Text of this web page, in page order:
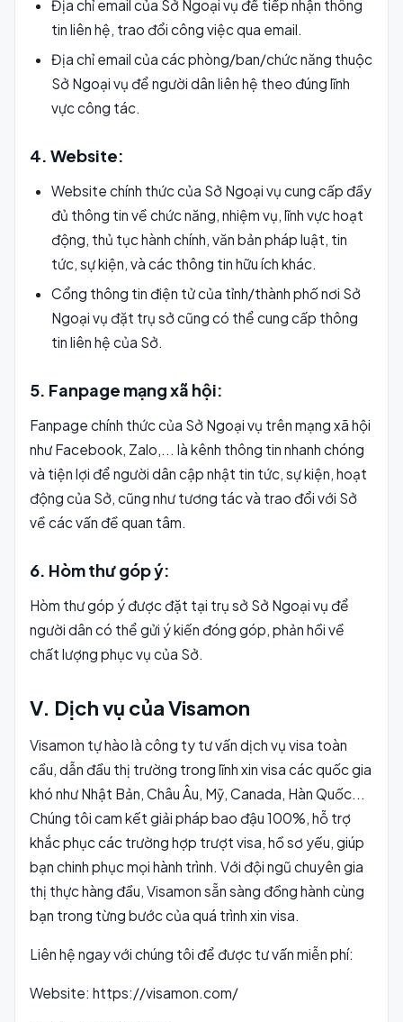
Địa chỉ email của Sở Ngoại vụ để tiếp nhận thông
tin liên hệ, trao đổi công việc qua email.
Địa chỉ email của các phòng/ban/chức năng thuộc
Sở Ngoại vụ để người dân liên hệ theo đúng lĩnh
vực công tác.
4. Website:
Website chính thức của Sở Ngoại vụ cung cấp đầy
đủ thông tin về chức năng, nhiệm vụ, lĩnh vực hoạt
động, thủ tục hành chính, văn bản pháp luật, tin
tức, sự kiện, và các thông tin hữu ích khác.
Cổng thông tin điện tử của tỉnh/thành phố nơi Sở
Ngoại vụ đặt trụ sở cũng có thể cung cấp thông
tin liên hệ của Sở.
5. Fanpage mạng xã hội:
Fanpage chính thức của Sở Ngoại vụ trên mạng xã hội
như Facebook, Zalo,... là kênh thông tin nhanh chóng
và tiện lợi để người dân cập nhật tin tức, sự kiện, hoạt
động của Sở, cũng như tương tác và trao đổi với Sở
về các vấn đề quan tâm.
6. Hòm thư góp ý:
Hòm thư góp ý được đặt tại trụ sở Sở Ngoại vụ để
người dân có thể gửi ý kiến đóng góp, phản hồi về
chất lượng phục vụ của Sở.
V. Dịch vụ của Visamon
Visamon tự hào là công ty tư vấn dịch vụ visa toàn
cầu, dẫn đầu thị trường trong lĩnh xin visa các quốc gia
khó như Nhật Bản, Châu Âu, Mỹ, Canada, Hàn Quốc...
Chúng tôi cam kết giải pháp bao đậu 100%, hỗ trợ
khắc phục các trường hợp trượt visa, hồ sơ yếu, giúp
bạn chinh phục mọi hành trình. Với đội ngũ chuyên gia
thị thực hàng đầu, Visamon sẵn sàng đồng hành cùng
bạn trong từng bước của quá trình xin visa.
Liên hệ ngay với chúng tôi để được tư vấn miễn phí:
Website: https://visamon.com/